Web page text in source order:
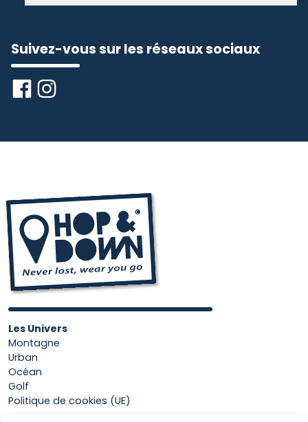
Suivez-vous sur les réseaux sociaux
Les Univers
Montagne
Urban
Océan
Golf
Politique de cookies (UE)